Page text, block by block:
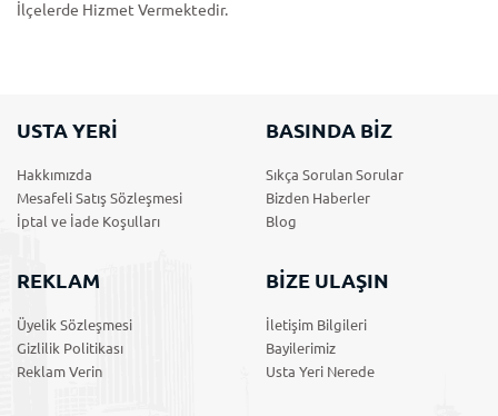
İlçelerde Hizmet Vermektedir.
USTA YERİ
Hakkımızda
Mesafeli Satış Sözleşmesi
İptal ve İade Koşulları
BASINDA BİZ
Sıkça Sorulan Sorular
Bizden Haberler
Blog
REKLAM
Üyelik Sözleşmesi
Gizlilik Politikası
Reklam Verin
BİZE ULAŞIN
İletişim Bilgileri
Bayilerimiz
Usta Yeri Nerede